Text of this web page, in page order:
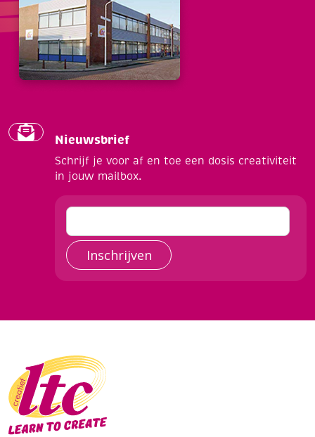
Nieuwsbrief
Schrijf je voor af en toe een dosis creativiteit
in jouw mailbox.
Inschrijven